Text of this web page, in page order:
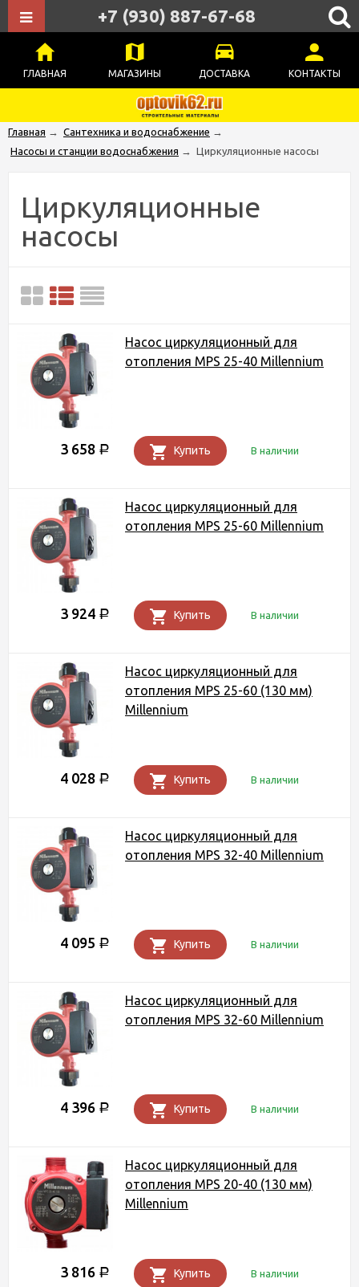
ГЛАВНАЯ МАГАЗИНЫ ДОСТАВКА КОНТАКТЫ
+7 (930) 887-67-68
Главная → Сантехника и водоснабжение →
Насосы и станции водоснабжения → Циркуляционные насосы
Циркуляционные
насосы
Насос циркуляционный для
отопления MPS 25-40 Millennium
3 658 Р Купить В наличии
Насос циркуляционный для
отопления MPS 25-60 Millennium
3 924 Р Купить В наличии
Насос циркуляционный для
отопления MPS 25-60 (130 мм)
Millennium
4 028 Р Купить В наличии
Насос циркуляционный для
отопления MPS 32-40 Millennium
4 095 Р Купить В наличии
Насос циркуляционный для
отопления MPS 32-60 Millennium
4 396 Р Купить В наличии
Насос циркуляционный для
отопления MPS 20-40 (130 мм)
Millennium
3 816 Р Купить В наличии